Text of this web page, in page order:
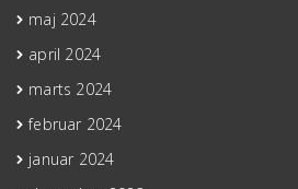
maj 2024
april 2024
marts 2024
februar 2024
januar 2024